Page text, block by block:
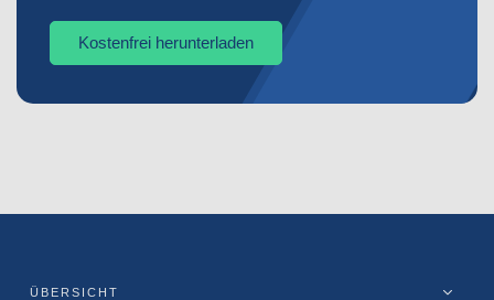
Kostenfrei herunterladen
ÜBERSICHT